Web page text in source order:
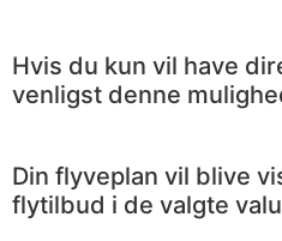
Hvis du kun vil have
venligst denne
Din flyveplan vil blive
flytilbud i de valgte